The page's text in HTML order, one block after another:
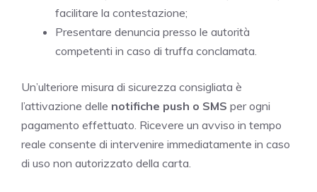
facilitare la contestazione;
Presentare denuncia presso le autorità
competenti in caso di truffa conclamata.
Un’ulteriore misura di sicurezza consigliata è
l’attivazione delle notifiche push o SMS per ogni
pagamento effettuato. Ricevere un avviso in tempo
reale consente di intervenire immediatamente in caso
di uso non autorizzato della carta.